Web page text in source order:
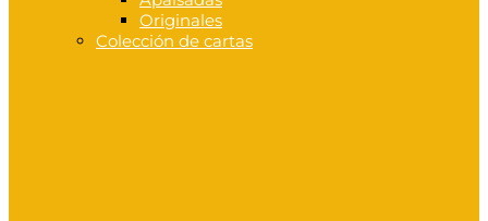
Originales
Colección de cartas